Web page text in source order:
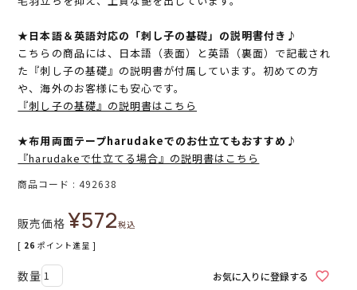
★日本語＆英語対応の「刺し子の基礎」の説明書付き♪
こちらの商品には、日本語（表面）と英語（裏面）で記載され
た『刺し子の基礎』の説明書が付属しています。初めての方
や、海外のお客様にも安心です。
『刺し子の基礎』の説明書はこちら
★布用両面テープharudakeでのお仕立てもおすすめ♪
『harudakeで仕立てる場合』の説明書はこちら
商品コード 492638
販売価格 ¥572税込
[ 26 ポイント進呈 ]
お気に入りに登録する